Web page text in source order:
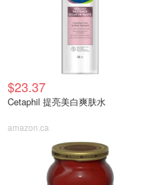
$23.37
Cetaphil 提亮美白爽肤水
amazon.ca